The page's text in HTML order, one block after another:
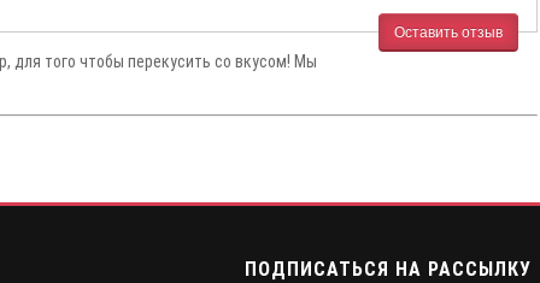
Оставить отзыв
для того чтобы перекусить со вкусом! Мы
ПОДПИСАТЬСЯ НА РАССЫЛКУ